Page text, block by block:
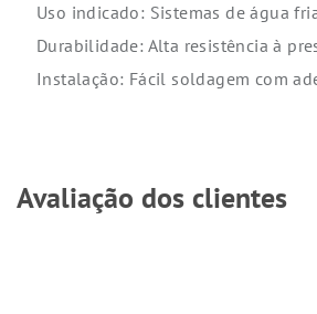
Uso indicado: Sistemas de água
Durabilidade: Alta resistência à
Instalação: Fácil soldagem com
Avaliação dos clientes